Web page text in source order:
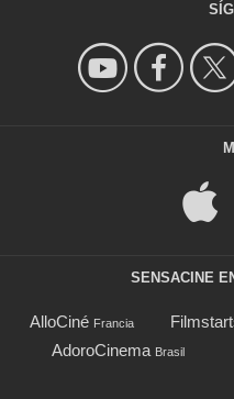
SENSACINE
AlloCiné Francia
AdoroCinema Brasil